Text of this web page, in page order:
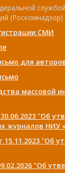
(Роскомнадзор)
СМИ
для
массовой
"Об
журналов НИУ
"Об
"Об